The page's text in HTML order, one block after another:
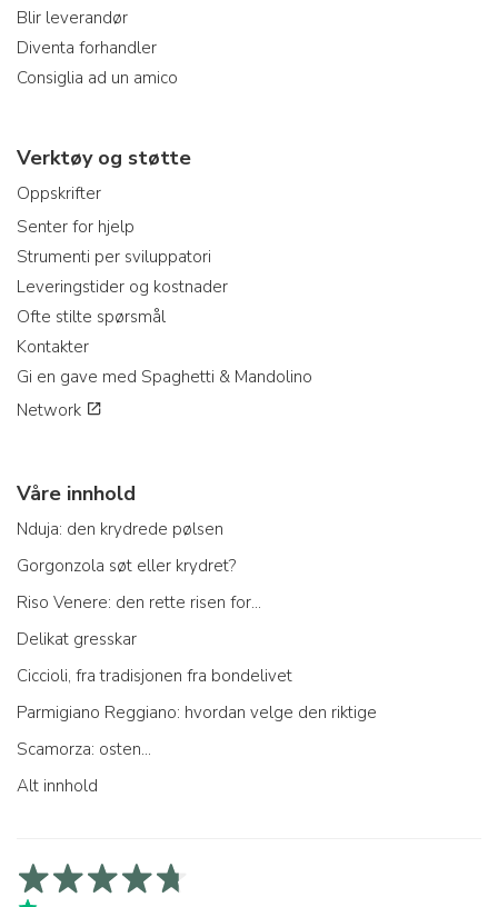
Blir leverandør
Diventa forhandler
Consiglia ad un amico
Verktøy og støtte
Oppskrifter
Senter for hjelp
Strumenti per sviluppatori
Leveringstider og kostnader
Ofte stilte spørsmål
Kontakter
Gi en gave med Spaghetti & Mandolino
Network
Våre innhold
Nduja: den krydrede pølsen
Gorgonzola søt eller krydret?
Riso Venere: den rette risen for...
Delikat gresskar
Ciccioli, fra tradisjonen fra bondelivet
Parmigiano Reggiano: hvordan velge den riktige
Scamorza: osten...
Alt innhold